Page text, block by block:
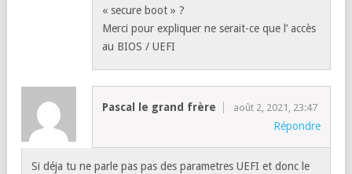
« secure boot » ?
Merci pour expliquer ne serait-ce que l’ accès
au BIOS / UEFI
Pascal le grand frère août 2, 2021, 23:47
Répondre
Si déja tu ne parle pas pas des parametres UEFI et donc le